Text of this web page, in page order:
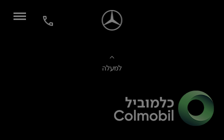
למעלה